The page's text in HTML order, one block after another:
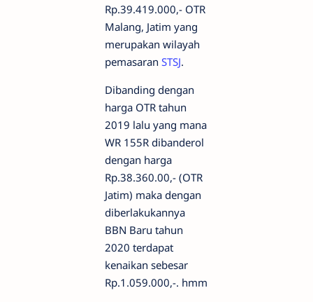
Rp.39.419.000,- OTR
Malang, Jatim yang
merupakan wilayah
pemasaran STSJ.
Dibanding dengan
harga OTR tahun
2019 lalu yang mana
WR 155R dibanderol
dengan harga
Rp.38.360.00,- (OTR
Jatim) maka dengan
diberlakukannya
BBN Baru tahun
2020 terdapat
kenaikan sebesar
Rp.1.059.000,-. hmm